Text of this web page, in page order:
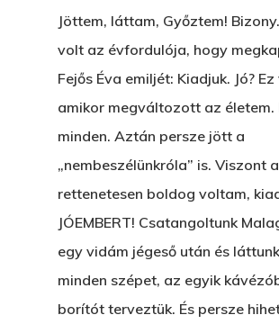
Jöttem, láttam, Győztem!
volt az évfordulója, hogy
Fejős Éva emiljét: Kiadjuk. Jó?
amikor megváltozott az életem.
minden. Aztán persze jött a
„nembeszélünkróla” is. Viszont
rettenetesen boldog voltam,
JÓEMBERT! Csatangoltunk
egy vidám jégeső után és
minden szépet, az egyik
borítót terveztük. És persze